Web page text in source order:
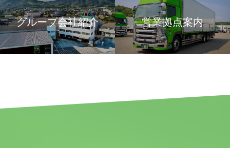
グループ会社紹介 営業拠点案内